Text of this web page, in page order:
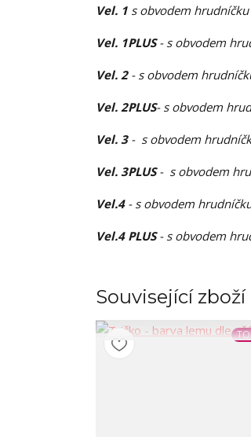
Vel. 1 s obvodem
Vel. 1PLUS- s obvodem
Vel. 2- s obvodem
Vel. 2PLUS- s obvodem
Vel. 3- s obvodem
Vel. 3PLUS- s obvodem
Vel.4- s obvodem
Vel.4 PLUS- s obvodem
Související zboží